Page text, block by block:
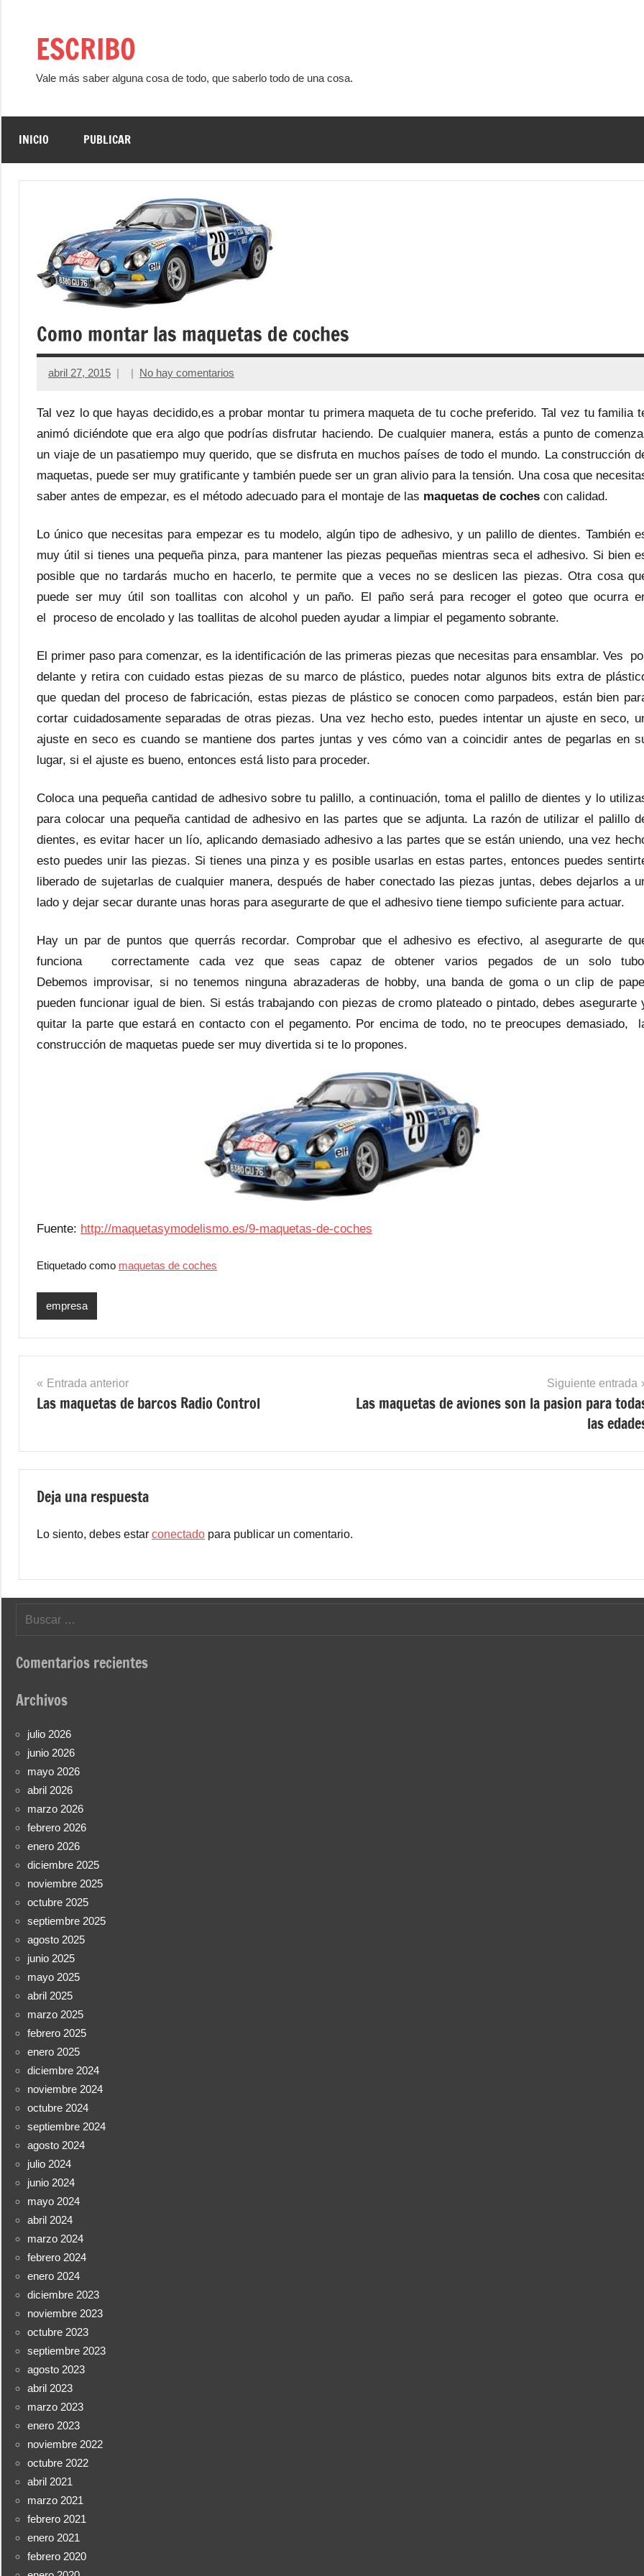
contenidoESCRIBO
Vale más saber alguna cosa de todo, que saberlo todo de una cosa.
INICIO PUBLICAR
Como montar las maquetas de coches
abril 27, 2015 No hay comentarios
Tal vez lo que hayas decidido,es a probar montar tu primera maqueta de tu coche preferido. Tal vez tu familia
animó diciéndote que era algo que podrías disfrutar haciendo. De cualquier manera, estás a punto de
un viaje de un pasatiempo muy querido, que se disfruta en muchos países de todo el mundo. La construcción
maquetas, puede ser muy gratificante y también puede ser un gran alivio para la tensión. Una cosa que
saber antes de empezar, es el método adecuado para el montaje de las maquetas de coches con calidad.
Lo único que necesitas para empezar es tu modelo, algún tipo de adhesivo, y un palillo de dientes. También
muy útil si tienes una pequeña pinza, para mantener las piezas pequeñas mientras seca el adhesivo. Si bien
posible que no tardarás mucho en hacerlo, te permite que a veces no se deslicen las piezas. Otra cosa
puede ser muy útil son toallitas con alcohol y un paño. El paño será para recoger el goteo que ocurra
el proceso de encolado y las toallitas de alcohol pueden ayudar a limpiar el pegamento sobrante.
El primer paso para comenzar, es la identificación de las primeras piezas que necesitas para ensamblar. Ves
delante y retira con cuidado estas piezas de su marco de plástico, puedes notar algunos bits extra de
que quedan del proceso de fabricación, estas piezas de plástico se conocen como parpadeos, están bien
cortar cuidadosamente separadas de otras piezas. Una vez hecho esto, puedes intentar un ajuste en seco,
ajuste en seco es cuando se mantiene dos partes juntas y ves cómo van a coincidir antes de pegarlas en
lugar, si el ajuste es bueno, entonces está listo para proceder.
Coloca una pequeña cantidad de adhesivo sobre tu palillo, a continuación, toma el palillo de dientes y lo
para colocar una pequeña cantidad de adhesivo en las partes que se adjunta. La razón de utilizar el palillo
dientes, es evitar hacer un lío, aplicando demasiado adhesivo a las partes que se están uniendo, una vez
esto puedes unir las piezas. Si tienes una pinza y es posible usarlas en estas partes, entonces puedes
liberado de sujetarlas de cualquier manera, después de haber conectado las piezas juntas, debes dejarlos a
lado y dejar secar durante unas horas para asegurarte de que el adhesivo tiene tiempo suficiente para actuar.
Hay un par de puntos que querrás recordar. Comprobar que el adhesivo es efectivo, al asegurarte de
funciona correctamente cada vez que seas capaz de obtener varios pegados de un solo
Debemos improvisar, si no tenemos ninguna abrazaderas de hobby, una banda de goma o un clip de
pueden funcionar igual de bien. Si estás trabajando con piezas de cromo plateado o pintado, debes asegurarte
quitar la parte que estará en contacto con el pegamento. Por encima de todo, no te preocupes demasiado,
construcción de maquetas puede ser muy divertida si te lo propones.
Fuente: http://maquetasymodelismo.es/9-maquetas-de-coches
Etiquetado como maquetas de coches
empresa
Navegación
de
Entrada anterior
Las maquetas de barcos Radio Control
Siguiente entrada
Las maquetas de aviones son la pasion para
las
Deja una respuesta
Lo siento, debes estar conectado para publicar un comentario.
Comentarios recientes
Archivos
julio 2026
junio 2026
mayo 2026
abril 2026
marzo 2026
febrero 2026
enero 2026
diciembre 2025
noviembre 2025
octubre 2025
septiembre 2025
agosto 2025
junio 2025
mayo 2025
abril 2025
marzo 2025
febrero 2025
enero 2025
diciembre 2024
noviembre 2024
octubre 2024
septiembre 2024
agosto 2024
julio 2024
junio 2024
mayo 2024
abril 2024
marzo 2024
febrero 2024
enero 2024
diciembre 2023
noviembre 2023
octubre 2023
septiembre 2023
agosto 2023
abril 2023
marzo 2023
enero 2023
noviembre 2022
octubre 2022
abril 2021
marzo 2021
febrero 2021
enero 2021
febrero 2020